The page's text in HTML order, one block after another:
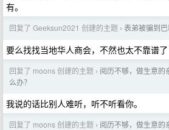
有。
回复了 Geeksun2021 创建的主题 › 表弟被骗到巴
要么找找当地华人商会，不然也太不靠谱了
回复了 moons 创建的主题 › 阅历不够，做生意的
么办？
我说的话比别人难听，听不听看你。
回复了 moons 创建的主题 › 阅历不够，做生意的